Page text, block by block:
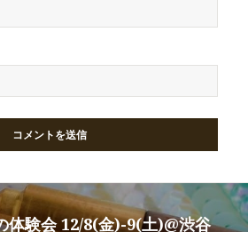
体験会 12/8(金)-9(土)@渋谷